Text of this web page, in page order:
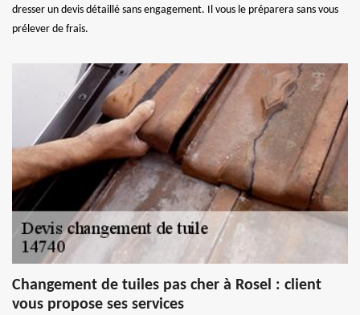
dresser un devis détaillé sans engagement. Il vous le préparera sans vous
prélever de frais.
Changement de tuiles pas cher à Rosel : client
vous propose ses services